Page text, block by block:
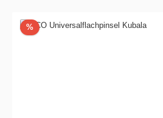
%Rabatt